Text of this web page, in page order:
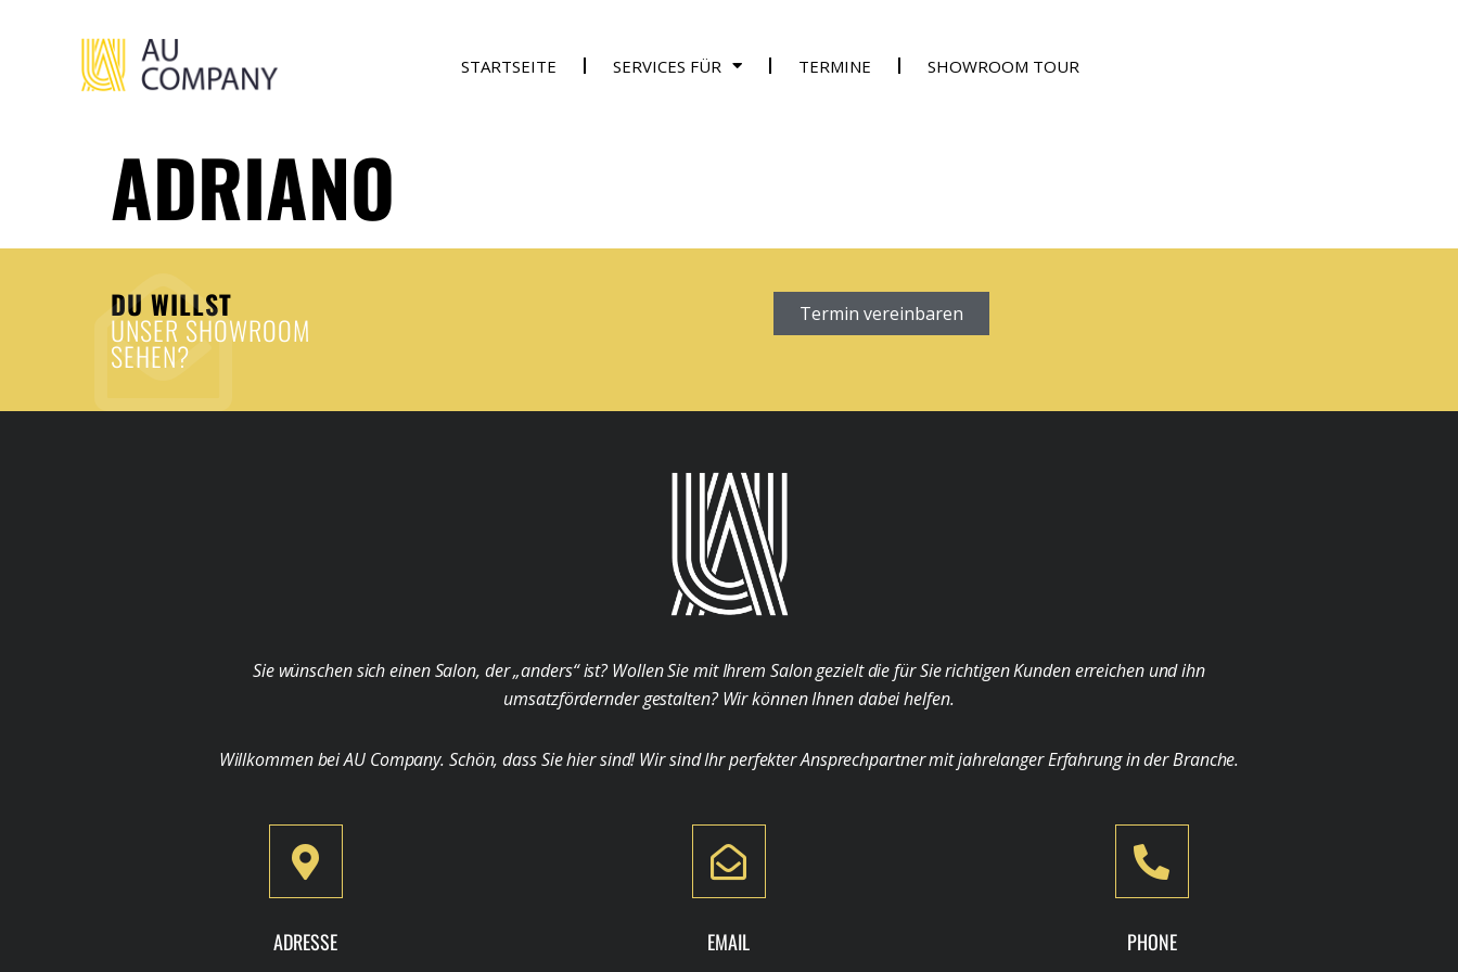
STARTSEITE SERVICES FÜR TERMINE SHOWROOM TOUR
ADRIANO
DU WILLST
UNSER SHOWROOM
SEHEN?
Termin vereinbaren
Sie wünschen sich einen Salon, der „anders“ ist? Wollen Sie mit Ihrem Salon gezielt die für Sie richtigen Kunden erreichen und ihn
umsatzfördernder gestalten? Wir können Ihnen dabei helfen.
Willkommen bei AU Company. Schön, dass Sie hier sind! Wir sind Ihr perfekter Ansprechpartner mit jahrelanger Erfahrung in der Branche.
ADRESSE EMAIL PHONE